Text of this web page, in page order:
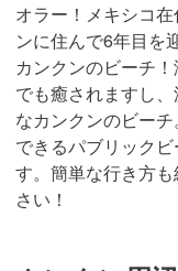
オラー！メキシコ
ンに住んで6年目を
カンクンのビーチ
でも癒されますし
なカンクンのビー
できるパブリック
す。簡単な行き方
さい！